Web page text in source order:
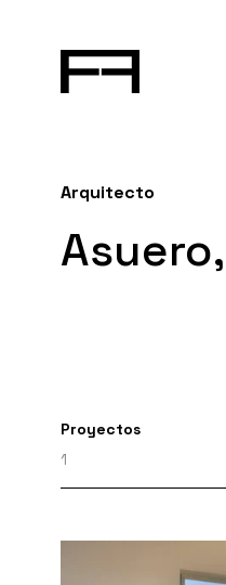
Arquitecto
Proyectos
1